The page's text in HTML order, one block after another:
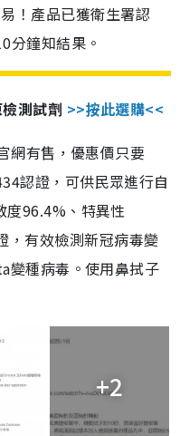
！產品已獲衛生署認
分鐘知結果。
測試劑 >>按此選購<<
網有售，優惠價只要
認證，可供民眾進行自
度96.4%、特異性
，有效檢測新冠病毒變
種病毒。使用鼻拭子
+2